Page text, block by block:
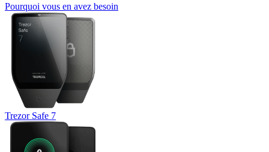
Pourquoi vous en avez besoin
Trezor Safe 7